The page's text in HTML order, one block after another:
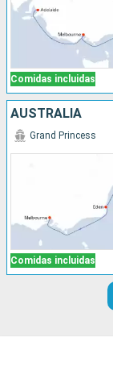
Comidas incluidas
AUSTRALIA
Comidas incluidas
Grand Princess